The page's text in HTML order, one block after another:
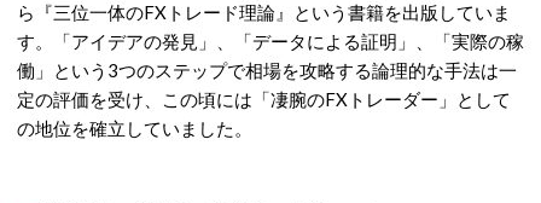
ら『三位一体のFXトレード理論』という書籍を出版していま
す。「アイデアの発見」、「データによる証明」、「実際の稼
働」という3つのステップで相場を攻略する論理的な手法は一
定の評価を受け、この頃には「凄腕のFXトレーダー」として
の地位を確立していました。